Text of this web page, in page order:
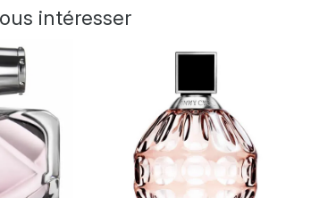
intéresser